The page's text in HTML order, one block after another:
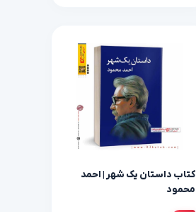
کتاب داستان یک شهر | احمد
محمود